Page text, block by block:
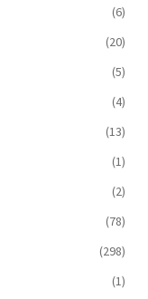
(6)
(20)
(5)
(4)
(13)
(1)
(2)
(78)
(298)
(1)